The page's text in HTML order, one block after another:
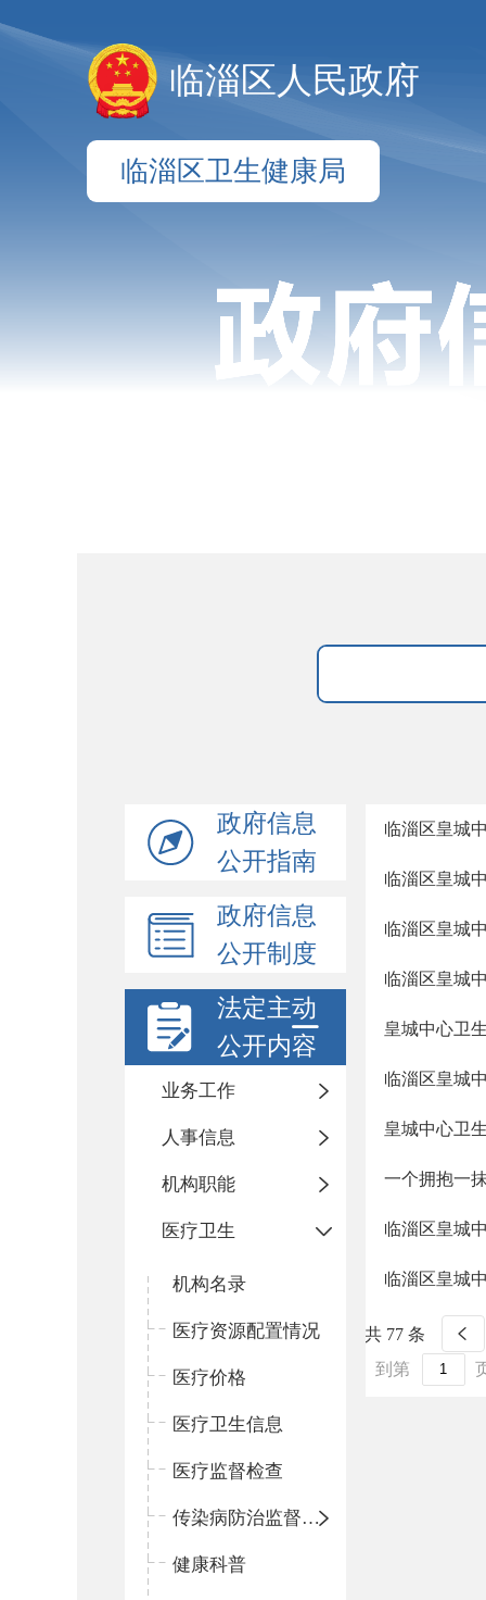
临淄区人民政府
临淄区卫生健康局
政府信息
公开指南
政府信息
公开制度
法定主动
公开内容
业务工作
人事信息
机构职能
医疗卫生
机构名录
医疗资源配置情况
医疗价格
医疗卫生信息
医疗监督检查
传染病防治监督检查
健康科普
临淄区皇城
临淄区皇城
临淄区皇城
临淄区皇城
皇城中心卫
临淄区皇城
皇城中心卫
一个拥抱一
临淄区皇城
临淄区皇城
共 77 条
到第